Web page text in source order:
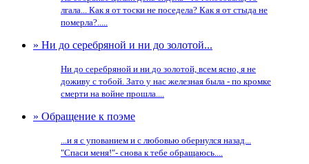
лгала... Как я от тоски не поседела? Как я от стыда не
померла?.....
» Ни до серебряной и ни до золотой...
Ни до серебряной и ни до золотой, всем ясно, я не
доживу с тобой. Зато у нас железная была - по кромке
смерти на войне прошла....
» Обращение к поэме
...и я с упованием и с любовью обернулся назад...
"Спаси меня!"- снова к тебе обращаюсь....